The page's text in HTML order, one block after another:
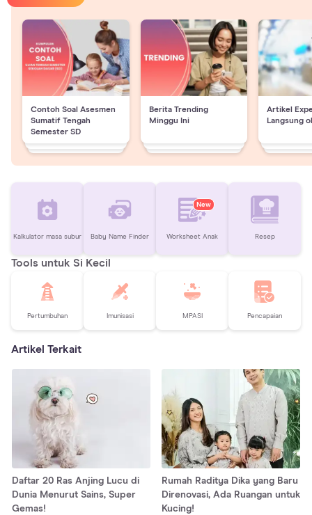
Contoh Soal Asesmen
Sumatif Tengah
Semester SD
Berita Trending
Minggu Ini
Artikel
Langsung
Kalkulator masa subur Baby Name Finder
New
Worksheet Anak Resep
Tools untuk Si Kecil
Pertumbuhan Imunisasi MPASI Pencapaian
Artikel Terkait
Daftar 20 Ras Anjing Lucu di
Dunia Menurut Sains, Super
Gemas!
Rumah Raditya Dika yang Baru
Direnovasi, Ada Ruangan untuk
Kucing!